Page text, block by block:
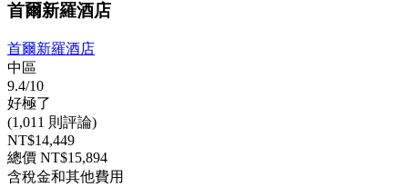
首爾新羅酒店
首爾新羅酒店
中區
9.4/10
好極了
(1,011 則評論)
NT$14,449
總價 NT$15,894
含稅金和其他費用